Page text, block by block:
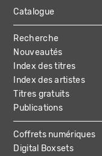
MAIN
NAVIGATION
Catalogue
Recherche
Nouveautés
Index des titres
Index des artistes
Titres gratuits
Publications
Coffrets numériques
Digital Boxsets